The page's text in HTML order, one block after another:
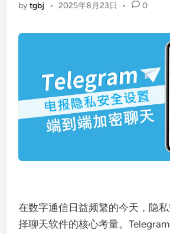
bytgbj • 2025年8月23日 • 0
在数字通信日益频繁的今天，隐
择聊天软件的核心考量。